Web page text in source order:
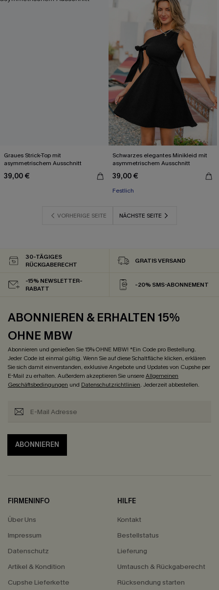
Graues Strick-Top mit
asymmetrischem Ausschnitt
39,00 €
Schwarzes elegantes Minikleid mit
asymmetrischem Ausschnitt
39,00 €
Festlich
VORHERIGE SEITE NÄCHSTE SEITE
30-TÄGIGES
RÜCKGABERECHT
GRATIS VERSAND
-15% NEWSLETTER-
RABATT
-20% SMS-ABONNEMENT
ABONNIEREN & ERHALTEN 15%
OHNE MBW
Abonnieren und genießen Sie 15% OHNE MBW! *Ein Code pro Bestellung.
Jeder Code ist einmal gültig. Wenn Sie auf diese Schaltfläche klicken, erklären
Sie sich damit einverstanden, exklusive Angebote und Updates von Cupshe per
E-Mail zu erhalten. Außerdem akzeptieren Sie unsereAllgemeinen
Geschäftsbedingungen und Datenschutzrichtlinien. Jederzeit abbestellen.
ABONNIEREN
FIRMENINFO
Über Uns
Impressum
Datenschutz
Artikel & Kondition
Cupshe Lieferkette
HILFE
Kontakt
Bestellstatus
Lieferung
Umtausch & Rückgaberecht
Rücksendung starten